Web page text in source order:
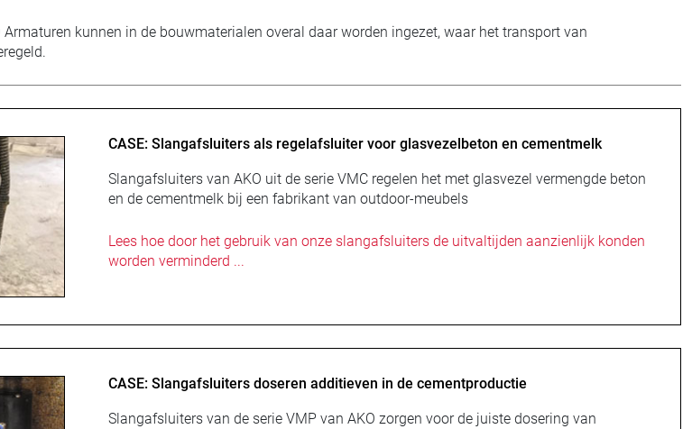
kunnen in de bouwmaterialen overal daar worden ingezet, waar het transport van
CASE: Slangafsluiters als regelafsluiter voor glasvezelbeton en cementmelk
Slangafsluiters van AKO uit de serie VMC regelen het met glasvezel vermengde beton
en de cementmelk bij een fabrikant van outdoor-meubels
Lees hoe door het gebruik van onze slangafsluiters de uitvaltijden aanzienlijk konden
worden verminderd ...
CASE: Slangafsluiters doseren additieven in de cementproductie
Slangafsluiters van de serie VMP van AKO zorgen voor de juiste dosering van